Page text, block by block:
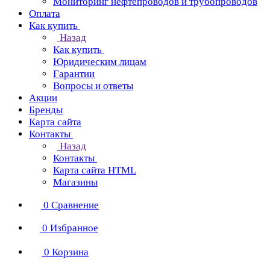
Оплата
Как купить
Назад
Как купить
Юридическим лицам
Гарантии
Вопросы и ответы
Акции
Бренды
Карта сайта
Контакты
Назад
Контакты
Карта сайта HTML
Магазины
0 Сравнение
0 Избранное
0 Корзина